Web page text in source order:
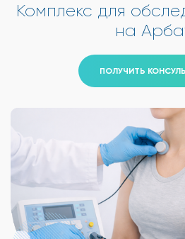
Комплекс для
на
ПОЛУЧИТЬ